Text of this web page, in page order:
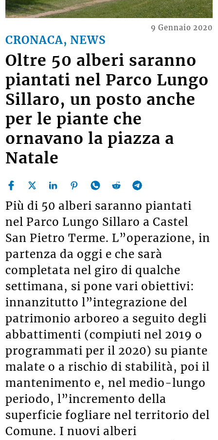
CRONACA, NEWS
9 Gennaio 2020
Oltre 50 alberi saranno
piantati nel Parco Lungo
Sillaro, un posto anche
per le piante che
ornavano la piazza a
Natale
Più di 50 alberi saranno piantati
nel Parco Lungo Sillaro a Castel
San Pietro Terme. L”operazione, in
partenza da oggi e che sarà
completata nel giro di qualche
settimana, si pone vari obiettivi:
innanzitutto l”integrazione del
patrimonio arboreo a seguito degli
abbattimenti (compiuti nel 2019 o
programmati per il 2020) su piante
malate o a rischio di stabilità, poi il
mantenimento e, nel medio-lungo
periodo, l”incremento della
superficie fogliare nel territorio del
Comune. I nuovi alberi